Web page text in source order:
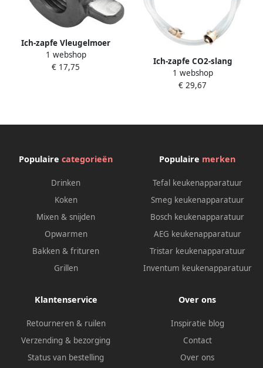
Ich-zapfe Vleugelmoer
Vlindermoer 5 8 voor
bierslang of CO2-slang
1 webshop
€ 17,75
Ich-zapfe CO2-slang
compleet 1 5 m met 3 4 inch
vleugelmoeren klemmen en
1 webshop
€ 29,67
Populaire categorieën
Drinken
Koken
Mixen & snijden
Opwarmen
Bakken & frituren
Grillen
Populaire merken
Tefal keukenapparatuur
Smeg keukenapparatuur
Bosch keukenapparatuur
AEG keukenapparatuur
Tristar keukenapparatuur
Inventum keukenapparatuur
Klantenservice
Retourneren & ruilen
Verzending & bezorging
Status van bestelling
Over ons
Inspiratie blog
Contact
Over ons